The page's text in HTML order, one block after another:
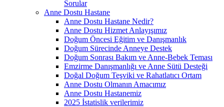
Sorular
Anne Dostu Hastane
Anne Dostu Hastane Nedir?
Anne Dostu Hizmet Anlayışımız
Doğum Öncesi Eğitim ve Danışmanlık
Doğum Sürecinde Anneye Destek
Doğum Sonrası Bakım ve Anne-Bebek Teması
Emzirme Danışmanlığı ve Anne Sütü Desteği
Doğal Doğum Teşviki ve Rahatlatıcı Ortam
Anne Dostu Olmanın Amacımız
Anne Dostu Hastanemiz
2025 İstatislik verilerimiz